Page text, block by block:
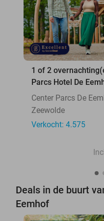
1 of 2
Parcs Hotel De
Center Parcs De
Zeewolde
Verkocht: 4.575
Deals in de buurt
Eemhof